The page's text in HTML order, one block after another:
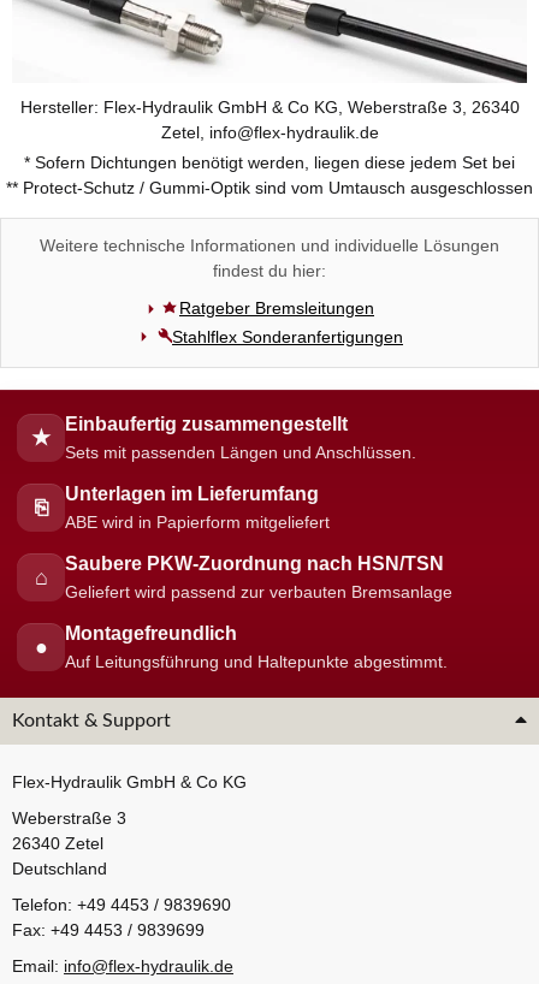
Hersteller: Flex-Hydraulik GmbH & Co KG, Weberstraße 3, 26340
Zetel, info@flex-hydraulik.de
* Sofern Dichtungen benötigt werden, liegen diese jedem Set bei
** Protect-Schutz / Gummi-Optik sind vom Umtausch ausgeschlossen
Weitere technische Informationen und individuelle Lösungen
findest du hier:
Ratgeber Bremsleitungen
Stahlflex Sonderanfertigungen
★
Einbaufertig zusammengestellt
Sets mit passenden Längen und Anschlüssen.
⎘
Unterlagen im Lieferumfang
ABE wird in Papierform mitgeliefert
⌂
Saubere PKW-Zuordnung nach HSN/TSN
Geliefert wird passend zur verbauten Bremsanlage
●
Montagefreundlich
Auf Leitungsführung und Haltepunkte abgestimmt.
Kontakt & Support
Flex-Hydraulik GmbH & Co KG
Weberstraße 3
26340 Zetel
Deutschland
Telefon: +49 4453 / 9839690
Fax: +49 4453 / 9839699
Email: info@flex-hydraulik.de